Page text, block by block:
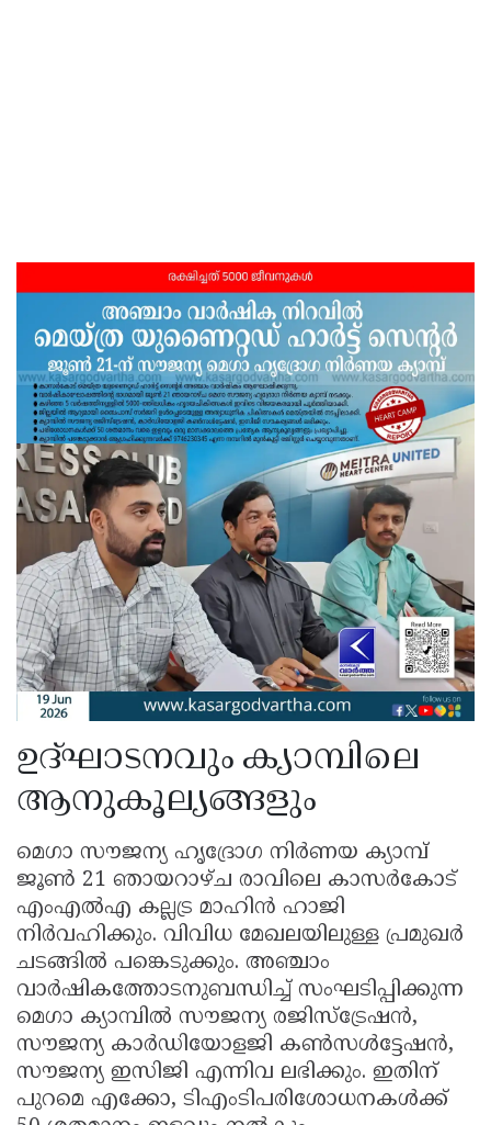
ഉദ്ഘാടനവും ക്യാമ്പിലെ
ആനുകൂല്യങ്ങളും
മെഗാ സൗജന്യ ഹൃദ്രോഗ നിർണയ ക്യാമ്പ്
ജൂൺ 21 ഞായറാഴ്ച രാവിലെ കാസർകോട്
എംഎൽഎ കല്ലട്ര മാഹിൻ ഹാജി
നിർവഹിക്കും. വിവിധ മേഖലയിലുള്ള പ്രമുഖർ
ചടങ്ങിൽ പങ്കെടുക്കും. അഞ്ചാം
വാർഷികത്തോടനുബന്ധിച്ച് സംഘടിപ്പിക്കുന്ന
മെഗാ ക്യാമ്പിൽ സൗജന്യ രജിസ്ട്രേഷൻ,
സൗജന്യ കാർഡിയോളജി കൺസൾട്ടേഷൻ,
സൗജന്യ ഇസിജി എന്നിവ ലഭിക്കും. ഇതിന്
പുറമെ എക്കോ, ടിഎംടിപരിശോധനകൾക്ക്